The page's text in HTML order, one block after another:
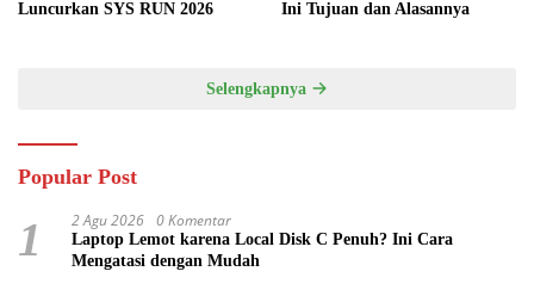
Luncurkan SYS RUN 2026 Ini Tujuan dan Alasannya
Selengkapnya
Popular Post
1 2 Agu 2026 0 Komentar
Laptop Lemot karena Local Disk C Penuh? Ini Cara
Mengatasi dengan Mudah